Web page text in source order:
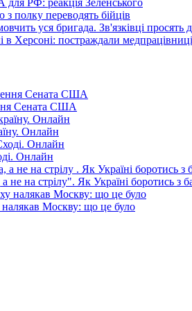
РФ: реакція Зеленського
полку переводять бійців
уся бригада. Зв'язківці просять
в Херсоні: постраждали медпрацівниці
Сената США
Онлайн
Онлайн
на стрілу". Як Україні боротись з
налякав Москву: що це було